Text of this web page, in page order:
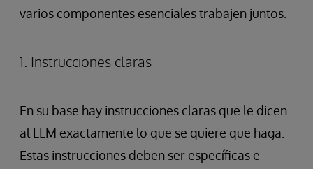
varios componentes esenciales trabajen juntos.
1. Instrucciones claras
En su base hay instrucciones claras que le dicen
al LLM exactamente lo que se quiere que haga.
Estas instrucciones deben ser específicas e